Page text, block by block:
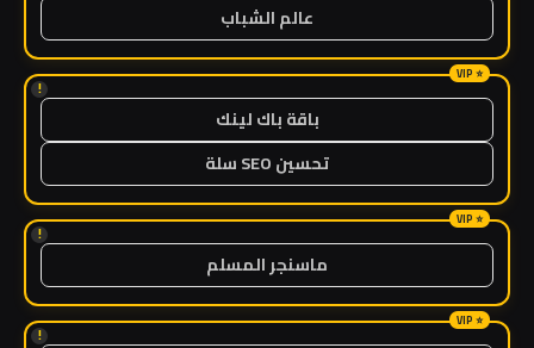
عالم الشباب
!
باقة باك لينك
تحسين SEO سلة
!
ماسنجر المسلم
!